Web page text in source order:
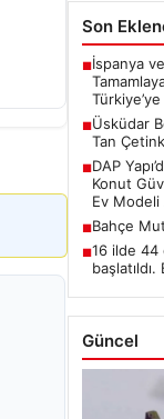
Son
■İspanya
■Üsküdar
Tan
■DAP
Konut
Ev Modeli
■Bahçe
■16 ilde 44
başlatıldı.
Güncel